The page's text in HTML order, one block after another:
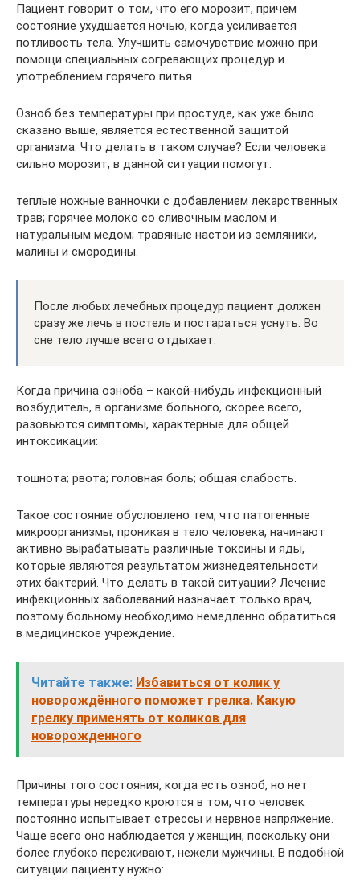
Пациент говорит о том, что его морозит, причем
состояние ухудшается ночью, когда усиливается
потливость тела. Улучшить самочувствие можно при
помощи специальных согревающих процедур и
употреблением горячего питья.
Озноб без температуры при простуде, как уже было
сказано выше, является естественной защитой
организма. Что делать в таком случае? Если человека
сильно морозит, в данной ситуации помогут:
теплые ножные ванночки с добавлением лекарственных
трав; горячее молоко со сливочным маслом и
натуральным медом; травяные настои из земляники,
малины и смородины.
После любых лечебных процедур пациент должен
сразу же лечь в постель и постараться уснуть. Во
сне тело лучше всего отдыхает.
Когда причина озноба – какой-нибудь инфекционный
возбудитель, в организме больного, скорее всего,
разовьются симптомы, характерные для общей
интоксикации:
тошнота; рвота; головная боль; общая слабость.
Такое состояние обусловлено тем, что патогенные
микроорганизмы, проникая в тело человека, начинают
активно вырабатывать различные токсины и яды,
которые являются результатом жизнедеятельности
этих бактерий. Что делать в такой ситуации? Лечение
инфекционных заболеваний назначает только врач,
поэтому больному необходимо немедленно обратиться
в медицинское учреждение.
Читайте также: Избавиться от колик у
новорождённого поможет грелка. Какую
грелку применять от коликов для
новорожденного
Причины того состояния, когда есть озноб, но нет
температуры нередко кроются в том, что человек
постоянно испытывает стрессы и нервное напряжение.
Чаще всего оно наблюдается у женщин, поскольку они
более глубоко переживают, нежели мужчины. В подобной
ситуации пациенту нужно: